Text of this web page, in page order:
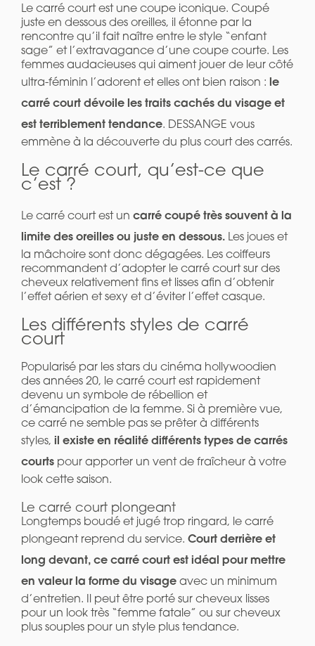
Le carré court est une coupe iconique. Coupé
juste en dessous des oreilles, il étonne par la
rencontre qu’il fait naître entre le style “enfant
sage” et l’extravagance d’une coupe courte. Les
femmes audacieuses qui aiment jouer de leur côté
ultra-féminin l’adorent et elles ont bien raison : le
carré court dévoile les traits cachés du visage et
est terriblement tendance. DESSANGE vous
emmène à la découverte du plus court des carrés.
Le carré court, qu’est-ce que
c’est ?
Le carré court est un carré coupé très souvent à la
limite des oreilles ou juste en dessous. Les joues et
la mâchoire sont donc dégagées. Les coiffeurs
recommandent d’adopter le carré court sur des
cheveux relativement fins et lisses afin d’obtenir
l’effet aérien et sexy et d’éviter l’effet casque.
Les différents styles de carré
court
Popularisé par les stars du cinéma hollywoodien
des années 20, le carré court est rapidement
devenu un symbole de rébellion et
d’émancipation de la femme. Si à première vue,
ce carré ne semble pas se prêter à différents
styles, il existe en réalité différents types de carrés
courts pour apporter un vent de fraîcheur à votre
look cette saison.
Le carré court plongeant
Longtemps boudé et jugé trop ringard, le carré
plongeant reprend du service. Court derrière et
long devant, ce carré court est idéal pour mettre
en valeur la forme du visage avec un minimum
d’entretien. Il peut être porté sur cheveux lisses
pour un look très “femme fatale” ou sur cheveux
plus souples pour un style plus tendance.